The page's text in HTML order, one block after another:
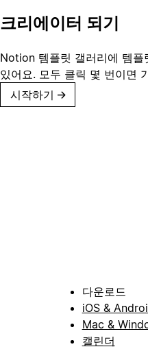
크리에이터 되기
Notion 템플릿 갤러리에 템플
있어요. 모두 클릭 몇 번이면
시작하기 →
다운로드
iOS &
Mac &
캘린더